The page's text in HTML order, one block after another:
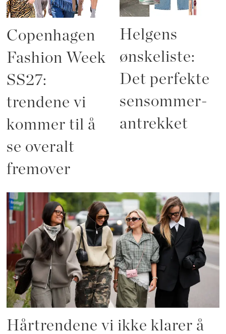
Copenhagen
Fashion Week
SS27:
trendene vi
kommer til å
se overalt
fremover
Helgens
ønskeliste:
Det perfekte
sensommer-
antrekket
Hårtrendene vi ikke klarer å